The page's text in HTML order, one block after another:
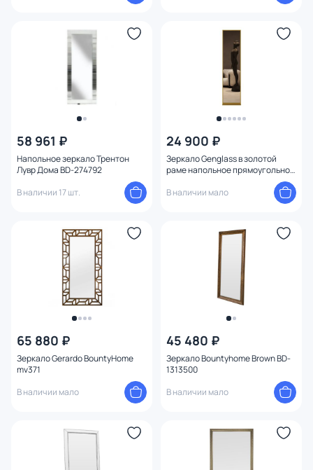
58 961 ₽
Напольное зеркало Трентон
Лувр Дома BD-274792
В наличии 17 шт.
24 900 ₽
Зеркало Genglass в золотой
раме напольное прямоугольное
одностороннее ZELISO-1, 185 х
45 см BD-2138119
В наличии мало
65 880 ₽
Зеркало Gerardo BountyHome
mv371
В наличии мало
45 480 ₽
Зеркало Bountyhome Brown BD-
1313500
В наличии мало